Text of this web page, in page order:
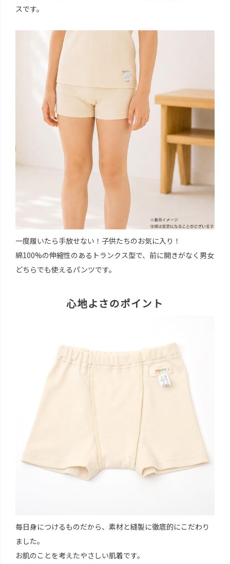
スです。
一度履いたら手放せない！子供たちのお気に入り！
綿100%の伸縮性のあるトランクス型で、前に開きがなく男女
どちらでも使えるパンツです。
心地よさのポイント
毎日身につけるものだから、素材と縫製に徹底的にこだわり
ました。
お肌のことを考えたやさしい肌着です。